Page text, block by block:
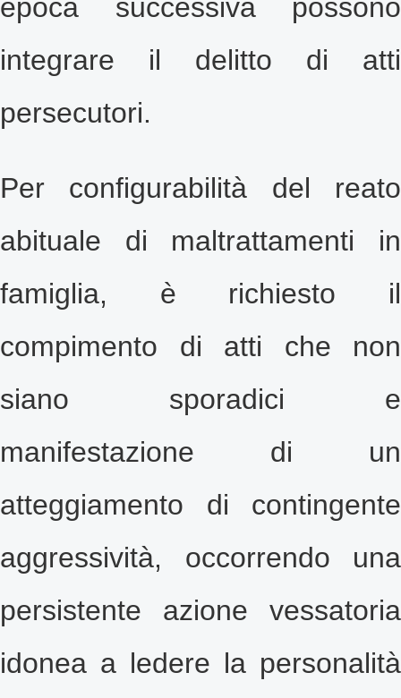
epoca successiva possono
integrare il delitto di atti
persecutori.
Per configurabilità del reato
abituale di maltrattamenti in
famiglia, è richiesto il
compimento di atti che non
siano sporadici e
manifestazione di un
atteggiamento di contingente
aggressività, occorrendo una
persistente azione vessatoria
idonea a ledere la personalità